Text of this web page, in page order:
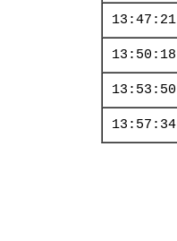
13:47:21
13:50:18
13:53:50
13:57:34